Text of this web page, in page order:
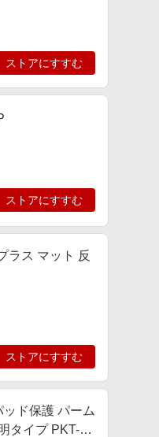
ストアにすすむ
ストアにすすむ
ラス マット 反
ストアにすすむ
ド保護 パーム
タイプ PKT-